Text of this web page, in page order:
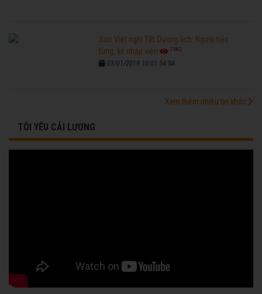
Sao Việt nghỉ Tết Dương lịch: Người tiệc
tùng, kẻ nhập viện
7682
03/01/2019 10:01:54 SA
Xem thêm nhiều tin khác
TÔI YÊU CẢI LƯƠNG